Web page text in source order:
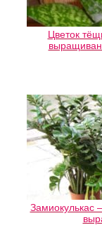
Цветок
Замиокулькас